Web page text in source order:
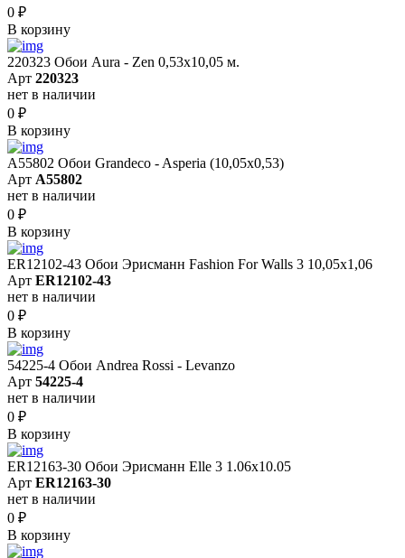
0 ₽
В корзину
220323 Обои Aura - Zen 0,53х10,05 м.
Арт 220323
нет в наличии
0 ₽
В корзину
A55802 Обои Grandeco - Asperia (10,05х0,53)
Арт A55802
нет в наличии
0 ₽
В корзину
ER12102-43 Обои Эрисманн Fashion For Walls 3 10,05x1,06
Арт ER12102-43
нет в наличии
0 ₽
В корзину
54225-4 Обои Andrea Rossi - Levanzo
Арт 54225-4
нет в наличии
0 ₽
В корзину
ER12163-30 Обои Эрисманн Elle 3 1.06x10.05
Арт ER12163-30
нет в наличии
0 ₽
В корзину